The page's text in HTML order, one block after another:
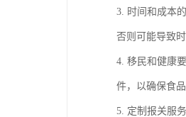
3. 时间和成本
否则可能导致
4. 移民和健康
件，以确保食
5. 定制报关服